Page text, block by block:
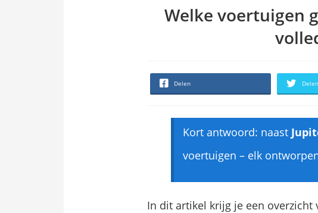
Welke voertuigen
Delen Delen
Kort antwoord: naast
voertuigen – elk
In dit artikel krijg je een